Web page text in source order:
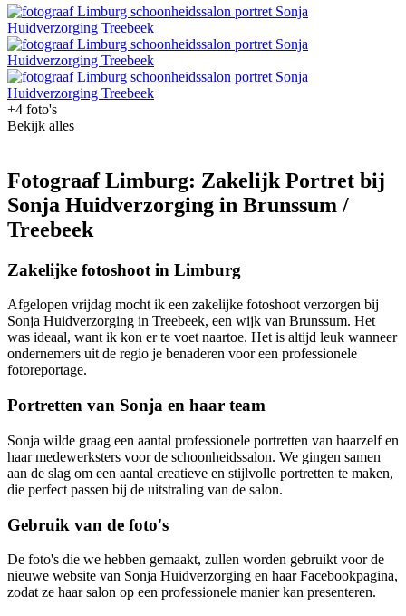
+4 foto's
Bekijk alles
Fotograaf Limburg: Zakelijk Portret bij
Sonja Huidverzorging in Brunssum /
Treebeek
Zakelijke fotoshoot in Limburg
Afgelopen vrijdag mocht ik een zakelijke fotoshoot verzorgen bij
Sonja Huidverzorging in Treebeek, een wijk van Brunssum. Het
was ideaal, want ik kon er te voet naartoe. Het is altijd leuk wanneer
ondernemers uit de regio je benaderen voor een professionele
fotoreportage.
Portretten van Sonja en haar team
Sonja wilde graag een aantal professionele portretten van haarzelf en
haar medewerksters voor de schoonheidssalon. We gingen samen
aan de slag om een aantal creatieve en stijlvolle portretten te maken,
die perfect passen bij de uitstraling van de salon.
Gebruik van de foto's
De foto's die we hebben gemaakt, zullen worden gebruikt voor de
nieuwe website van Sonja Huidverzorging en haar Facebookpagina,
zodat ze haar salon op een professionele manier kan presenteren.